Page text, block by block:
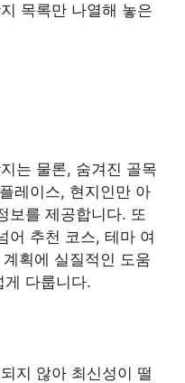
목록만 나열해 놓은
는 물론, 숨겨진 골목
레이스, 현지인만 아
보를 제공합니다. 또
어 추천 코스, 테마 여
획에 실질적인 도움
게 다룹니다.
지 않아 최신성이 떨